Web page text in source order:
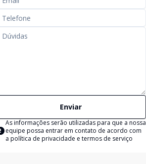
Enviar
As informações serão utilizadas para que a nossa
equipe possa entrar em contato de acordo com
a política de privacidade e termos de serviço